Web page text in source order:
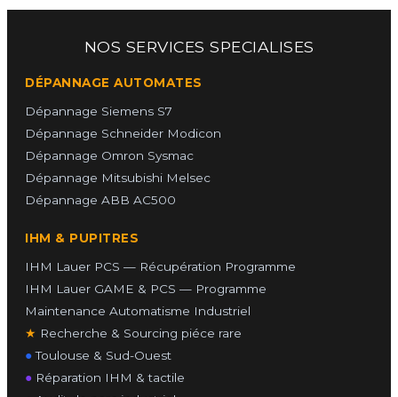
NOS SERVICES SPECIALISES
DÉPANNAGE AUTOMATES
Dépannage Siemens S7
Dépannage Schneider Modicon
Dépannage Omron Sysmac
Dépannage Mitsubishi Melsec
Dépannage ABB AC500
IHM & PUPITRES
IHM Lauer PCS — Récupération Programme
IHM Lauer GAME & PCS — Programme
Maintenance Automatisme Industriel
★ Recherche & Sourcing piéce rare
●Toulouse & Sud-Ouest
● Réparation IHM & tactile